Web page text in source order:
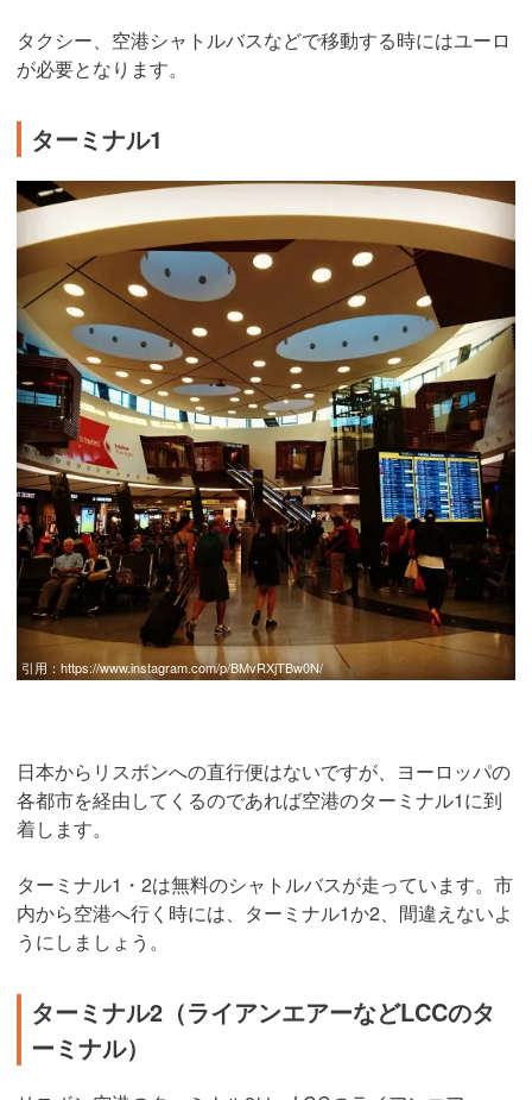
タクシー、空港シャトルバスなどで移動する時にはユーロ
が必要となります。
ターミナル1
引用： https://www.instagram.com/p/BMvRXjTBw0N/
日本からリスボンへの直行便はないですが、ヨーロッパの
各都市を経由してくるのであれば空港のターミナル1に到
着します。
ターミナル1・2は無料のシャトルバスが走っています。市
内から空港へ行く時には、ターミナル1か2、間違えないよ
うにしましょう。
ターミナル2（ライアンエアーなどLCCのタ
ーミナル）